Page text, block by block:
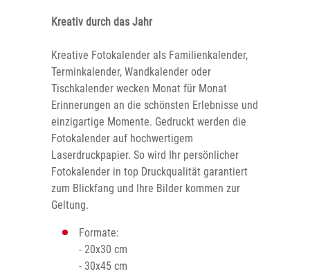
Kreativ durch das Jahr
Kreative Fotokalender als Familienkalender,
Terminkalender, Wandkalender oder
Tischkalender wecken Monat für Monat
Erinnerungen an die schönsten Erlebnisse und
einzigartige Momente. Gedruckt werden die
Fotokalender auf hochwertigem
Laserdruckpapier. So wird Ihr persönlicher
Fotokalender in top Druckqualität garantiert
zum Blickfang und Ihre Bilder kommen zur
Geltung.
Formate:
- 20x30 cm
- 30x45 cm